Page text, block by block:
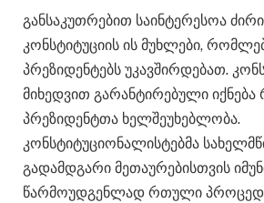
განსაკუთრებით საინტერესოა
კონსტიტუციის ის მუხლები,
პრეზიდენტებს უკავშირდებათ.
მიხედვით გარანტირებული იქნება
პრეზიდენტთა ხელშეუხებლობა.
კონსტიტუციონალისტებმა
გადამდგარი მეთაურებისთვის
წარმოუდგენლად რთული